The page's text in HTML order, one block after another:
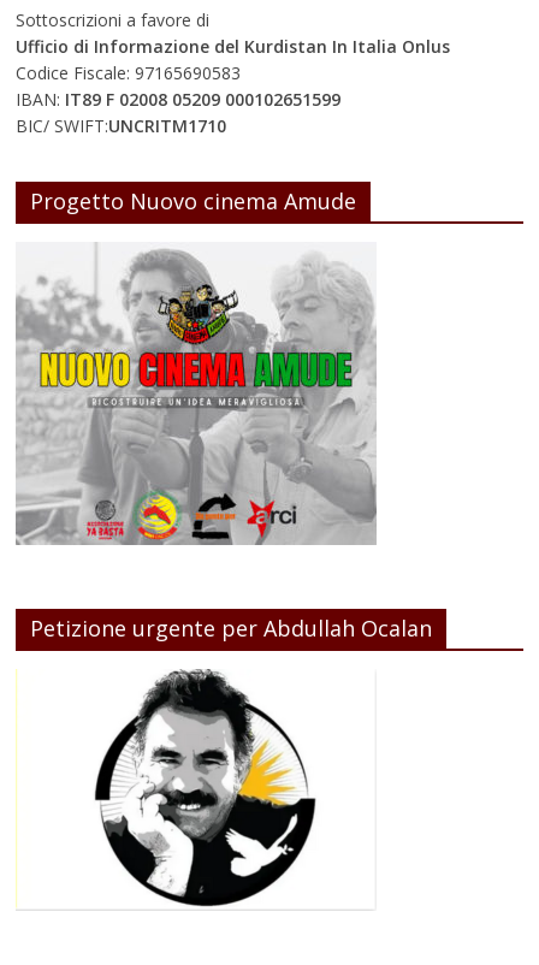
Sottoscrizioni a favore di
Ufficio di Informazione del Kurdistan In Italia Onlus
Codice Fiscale: 97165690583
IBAN: IT89 F 02008 05209 000102651599
BIC/ SWIFT:UNCRITM1710
Progetto Nuovo cinema Amude
Petizione urgente per Abdullah Ocalan